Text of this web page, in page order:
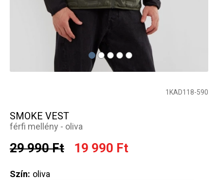
1KAD118-590
SMOKE VEST
férfi mellény - oliva
29 990 Ft 19 990 Ft
Szín: oliva